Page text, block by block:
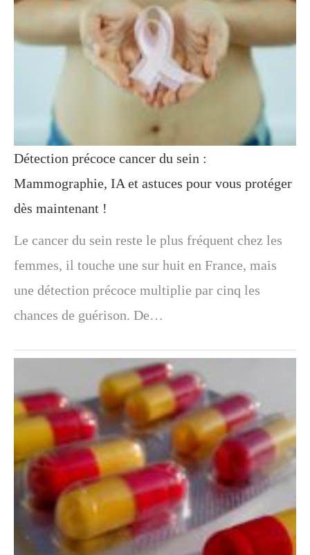
Détection précoce cancer du sein :
Mammographie, IA et astuces pour vous protéger
dès maintenant !
Le cancer du sein reste le plus fréquent chez les
femmes, il touche une sur huit en France, mais
une détection précoce multiplie par cinq les
chances de guérison. De…